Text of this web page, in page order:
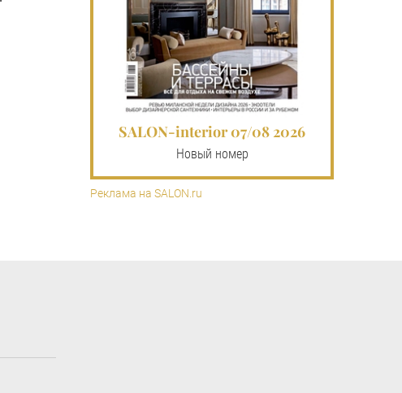
SALON-interior 07/08 2026
Новый номер
Реклама на SALON.ru